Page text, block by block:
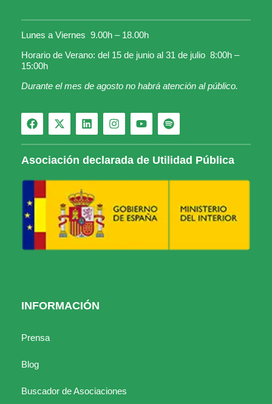
Lunes a Viernes 9.00h – 18.00h
Horario de Verano: del 15 de junio al 31 de julio 8:00h –
15:00h
Durante el mes de agosto no habrá atención al público.
Asociación declarada de Utilidad Pública
INFORMACIÓN
Prensa
Blog
Buscador de Asociaciones